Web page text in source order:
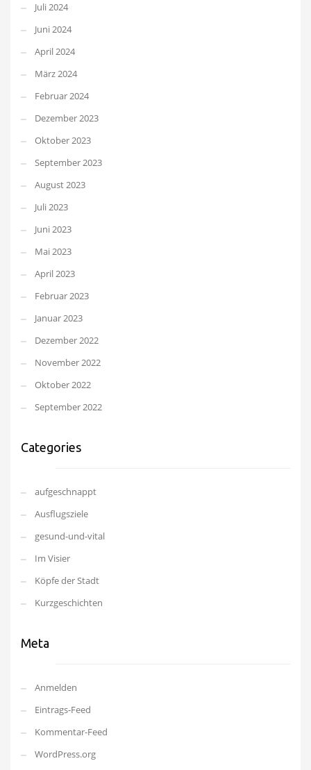
Juli 2024
Juni 2024
April 2024
März 2024
Februar 2024
Dezember 2023
Oktober 2023
September 2023
August 2023
Juli 2023
Juni 2023
Mai 2023
April 2023
Februar 2023
Januar 2023
Dezember 2022
November 2022
Oktober 2022
September 2022
Categories
aufgeschnappt
Ausflugsziele
gesund-und-vital
Im Visier
Köpfe der Stadt
Kurzgeschichten
Meta
Anmelden
Eintrags-Feed
Kommentar-Feed
WordPress.org